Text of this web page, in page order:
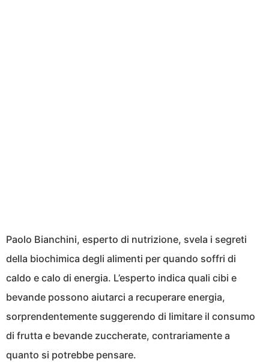
Paolo Bianchini, esperto di nutrizione, svela i segreti
della biochimica degli alimenti per quando soffri di
caldo e calo di energia. L’esperto indica quali cibi e
bevande possono aiutarci a recuperare energia,
sorprendentemente suggerendo di limitare il consumo
di frutta e bevande zuccherate, contrariamente a
quanto si potrebbe pensare.